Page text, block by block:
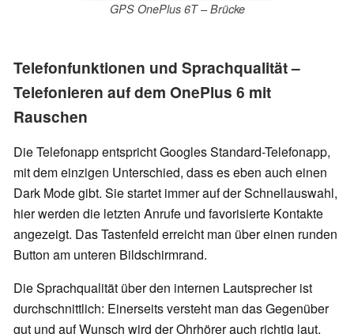
GPS OnePlus 6T – Brücke
Telefonfunktionen und Sprachqualität –
Telefonieren auf dem OnePlus 6 mit
Rauschen
Die Telefonapp entspricht Googles Standard-Telefonapp,
mit dem einzigen Unterschied, dass es eben auch einen
Dark Mode gibt. Sie startet immer auf der Schnellauswahl,
hier werden die letzten Anrufe und favorisierte Kontakte
angezeigt. Das Tastenfeld erreicht man über einen runden
Button am unteren Bildschirmrand.
Die Sprachqualität über den internen Lautsprecher ist
durchschnittlich: Einerseits versteht man das Gegenüber
gut und auf Wunsch wird der Ohrhörer auch richtig laut,